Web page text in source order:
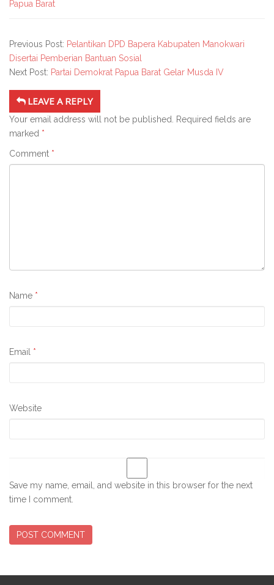
Papua Barat
Previous Post: Pelantikan DPD Bapera Kabupaten Manokwari
Disertai Pemberian Bantuan Sosial
Next Post: Partai Demokrat Papua Barat Gelar Musda IV
LEAVE A REPLY
Your email address will not be published. Required fields are
marked *
Comment *
Name *
Email *
Website
Save my name, email, and website in this browser for the next
time I comment.